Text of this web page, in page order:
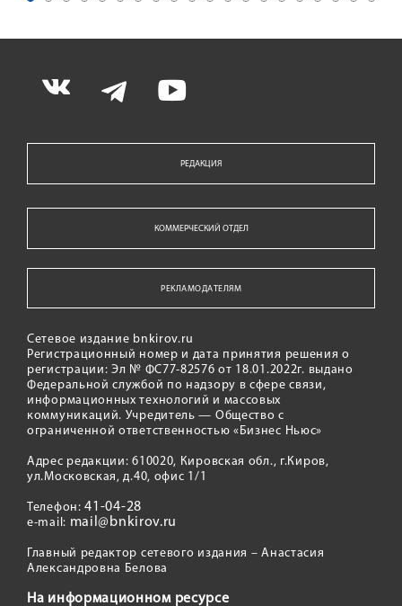
РЕДАКЦИЯ
КОММЕРЧЕСКИЙ ОТДЕЛ
РЕКЛАМОДАТЕЛЯМ
Сетевое издание bnkirov.ru
Регистрационный номер и дата принятия решения о
регистрации: Эл № ФС77-82576 от 18.01.2022г. выдано
Федеральной службой по надзору в сфере связи,
информационных технологий и массовых
коммуникаций. Учредитель — Общество с
ограниченной ответственностью «Бизнес Ньюс»
Адрес редакции: 610020, Кировская обл., г.Киров,
ул.Московская, д.40, офис 1/1
Телефон:41-04-28
e-mail: mail@bnkirov.ru
Главный редактор сетевого издания – Анастасия
Александровна Белова
На информационном ресурсе